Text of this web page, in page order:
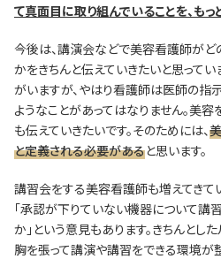
て真面目に取り組んでいることを、も
今後は、講演会などで美容看護師がど
かをきちんと伝えていきたいと思って
がいますが、やはり看護師は医師の指
ようなことがあってはなりません。美
も伝えていきたいです。そのためには、
と定義される必要があると思います。
講習会をする美容看護師も増えてきて
「承認が下りていない機器について講
か」という意見もあります。きちんとし
胸を張って講演や講習をできる環境が